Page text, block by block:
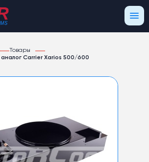
Товары
Carrier Xarios 500/600